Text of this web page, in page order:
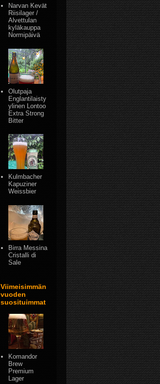
Narvan Kevät
Riisilager /
Alvettulan
kyläkauppa
Normipäivä
Olutpaja
Englantilaisty
ylinen Lontoo
Extra Strong
Bitter
Kulmbacher
Kapuziner
Weissbier
Birra Messina
Cristalli di
Sale
Viimeisimmän
vuoden
suosituimmat
Komandor
Brew
Premium
Lager